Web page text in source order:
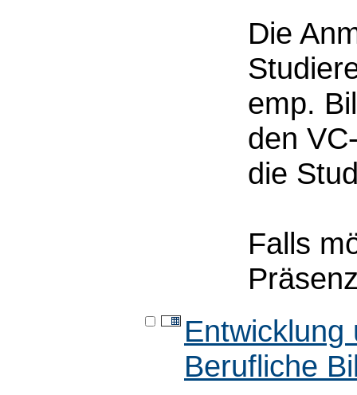
Die
emp.
den
die
Falls
Berufliche